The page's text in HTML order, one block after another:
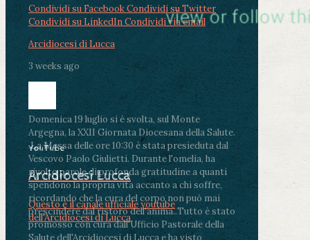
Condividi su FacebookCondividi su Twitter
Condividi su LinkedInCondividi via email
Arcidiocesi di Lucca
3 weeks ago
Domenica 19 luglio si è svolta, sul Monte
Argegna, la XXII Giornata Diocesana della Salute.
.La Messa delle ore 10:30 è stata presieduta dal
Vescovo Paolo Giulietti. Durante l'omelia, ha
rivolto parole di profonda gratitudine a quanti
spendono la propria vita accanto a chi soffre,
ricordando che la cura del corpo non può mai
prescindere dal ristoro dell'anima..Tutto è stato
promosso con cura dall'Ufficio Pastorale della
YouTube
Arcidiocesi Lucca
Questo è il canale ufficiale youtube
dell'Arcidiocesi di Lucca